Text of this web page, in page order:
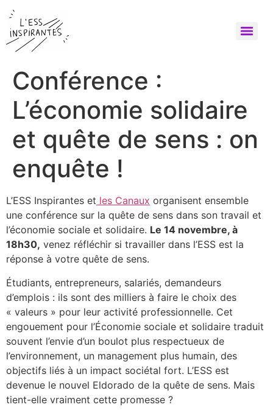
Conférence :
L’économie solidaire
et quête de sens : on
enquête !
L’ESS Inspirantes et les Canaux organisent ensemble
une conférence sur la quête de sens dans son travail et
l’économie sociale et solidaire. Le 14 novembre, à
18h30, venez réfléchir si travailler dans l’ESS est la
réponse à votre quête de sens.
Étudiants, entrepreneurs, salariés, demandeurs
d’emplois : ils sont des milliers à faire le choix des
« valeurs » pour leur activité professionnelle. Cet
engouement pour l’Économie sociale et solidaire traduit
souvent l’envie d’un boulot plus respectueux de
l’environnement, un management plus humain, des
objectifs liés à un impact sociétal fort. L’ESS est
devenue le nouvel Eldorado de la quête de sens. Mais
tient-elle vraiment cette promesse ?